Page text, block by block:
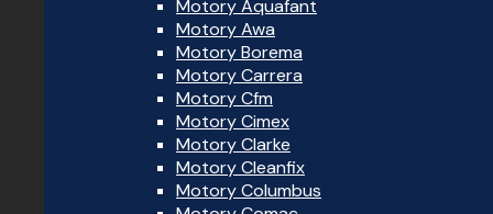
Motory Aquafant
Motory Awa
Motory Borema
Motory Carrera
Motory Cfm
Motory Cimex
Motory Clarke
Motory Cleanfix
Motory Columbus